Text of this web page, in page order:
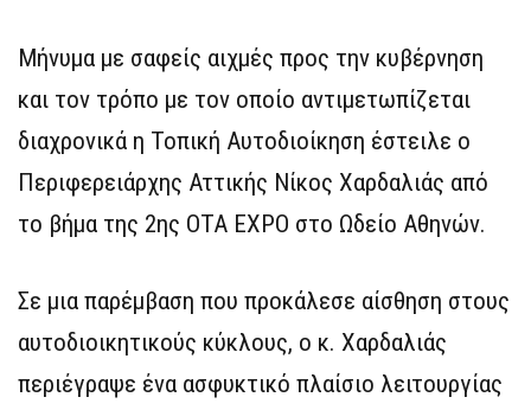
Μήνυμα με σαφείς αιχμές προς την κυβέρνηση
και τον τρόπο με τον οποίο αντιμετωπίζεται
διαχρονικά η Τοπική Αυτοδιοίκηση έστειλε ο
Περιφερειάρχης Αττικής Νίκος Χαρδαλιάς από
το βήμα της 2ης OTA EXPO στο Ωδείο Αθηνών.
Σε μια παρέμβαση που προκάλεσε αίσθηση στους
αυτοδιοικητικούς κύκλους, ο κ. Χαρδαλιάς
περιέγραψε ένα ασφυκτικό πλαίσιο λειτουργίας